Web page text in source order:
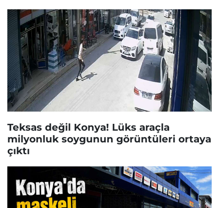
Teksas değil Konya! Lüks araçla
milyonluk soygunun görüntüleri ortaya
çıktı